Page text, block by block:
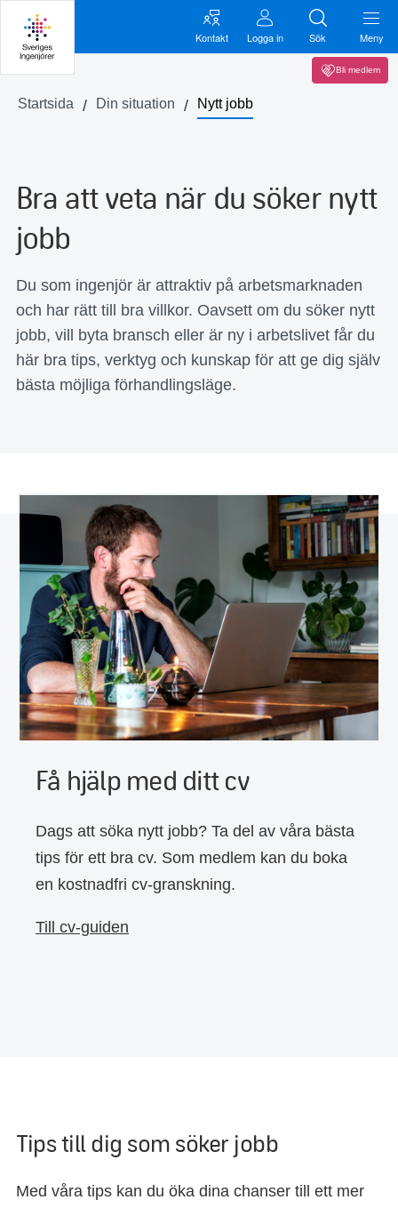
Kontakt Logga in Sök Meny
Bli medlem
Startsida Din situation Nytt jobb
Bra att veta när du söker nytt
jobb
Du som ingenjör är attraktiv på arbetsmarknaden
och har rätt till bra villkor. Oavsett om du söker nytt
jobb, vill byta bransch eller är ny i arbetslivet får du
här bra tips, verktyg och kunskap för att ge dig själv
bästa möjliga förhandlingsläge.
Få hjälp med ditt cv
Dags att söka nytt jobb? Ta del av våra bästa
tips för ett bra cv. Som medlem kan du boka
en kostnadfri cv-granskning.
Till cv-guiden
Tips till dig som söker jobb
Med våra tips kan du öka dina chanser till ett mer